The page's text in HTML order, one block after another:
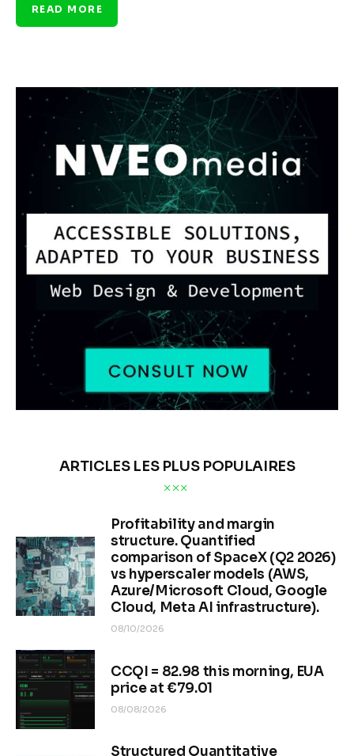
READ MORE
ARTICLES LES PLUS POPULAIRES
Profitability and margin
structure. Quantified
comparison of SpaceX (Q2 2026)
vs hyperscaler models (AWS,
Azure/Microsoft Cloud, Google
Cloud, Meta AI infrastructure).
08/10/2026
CCQI = 82.98 this morning, EUA
price at €79.01
08/08/2026
Structured Quantitative